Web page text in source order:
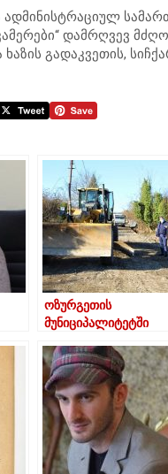
ადმინისტრაციულ
დამრღვევ
გადაკვეთის,
ოზურგეთის
მუნიციპალიტეტში
ინფრასტრუქტურის
მოწყობის
ინტენსიურად
მიმდინარეობს